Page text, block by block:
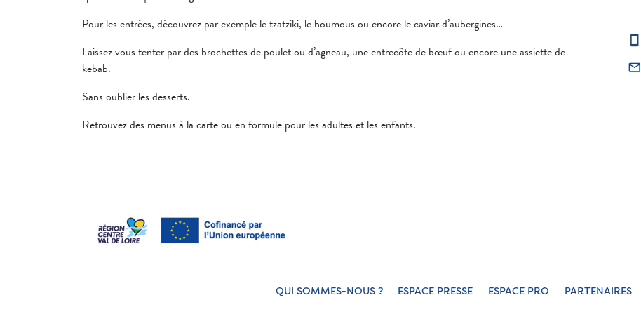
Pour les entrées, découvrez par exemple le tzatziki, le houmous ou encore le caviar d’aubergines…
Laissez vous tenter par des brochettes de poulet ou d’agneau, une entrecôte de bœuf ou encore une assiette de
kebab.
Sans oublier les desserts.
Retrouvez des menus à la carte ou en formule pour les adultes et les enfants.
smartphone
mail_outline
QUI SOMMES-NOUS ? ESPACE PRESSE ESPACE PRO PARTENAIRES